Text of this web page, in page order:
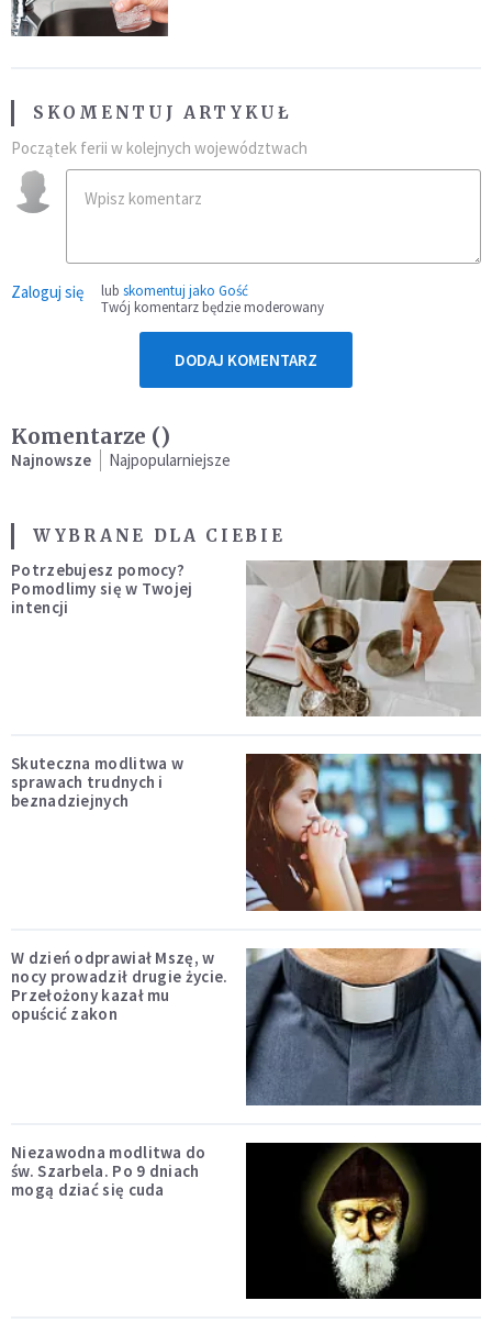
SKOMENTUJ ARTYKUŁ
Początek ferii w kolejnych województwach
Zaloguj się lub skomentuj jako Gość
Twój komentarz będzie moderowany
DODAJ KOMENTARZ
Komentarze ()
Najnowsze Najpopularniejsze
WYBRANE DLA CIEBIE
Potrzebujesz pomocy?
Pomodlimy się w Twojej
intencji
Skuteczna modlitwa w
sprawach trudnych i
beznadziejnych
W dzień odprawiał Mszę, w
nocy prowadził drugie życie.
Przełożony kazał mu
opuścić zakon
Niezawodna modlitwa do
św. Szarbela. Po 9 dniach
mogą dziać się cuda